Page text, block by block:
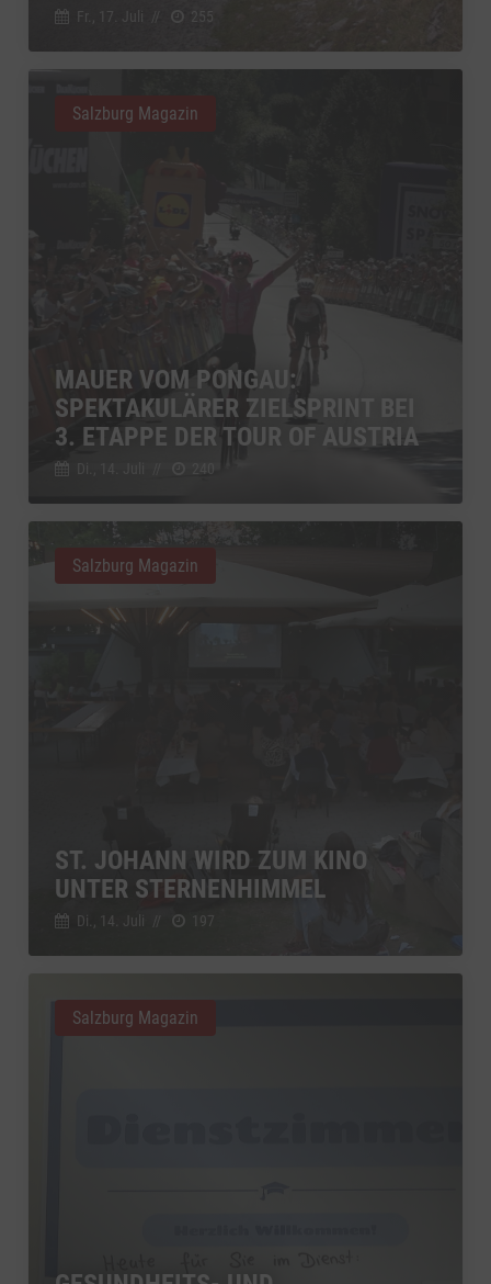
Fr., 17. Juli // 255
MAUER VOM PONGAU:
SPEKTAKULÄRER ZIELSPRINT BEI
3. ETAPPE DER TOUR OF AUSTRIA
Salzburg Magazin
ST. JOHANN WIRD ZUM KINO
UNTER STERNENHIMMEL
Di., 14. Juli // 197
Salzburg Magazin
Salzburg Magazin